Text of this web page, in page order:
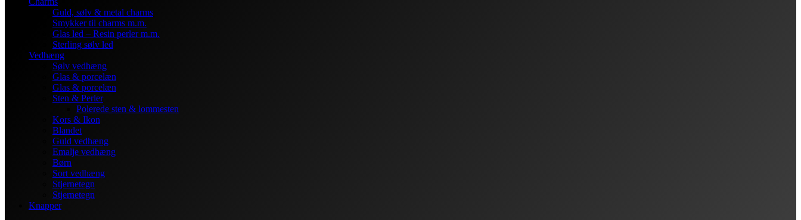
Guld, sølv & metal charms
Smykker til charms m.m.
Glas led – Resin perler m.m.
Sterling sølv led
Vedhæng
Sølv vedhæng
Glas & porcelæn
Glas & porcelæn
Sten & Perler
Polerede sten & lommesten
Kors & Ikon
Blandet
Guld vedhæng
Emalje vedhæng
Børn
Sort vedhæng
Stjernetegn
Stjernetegn
Knapper